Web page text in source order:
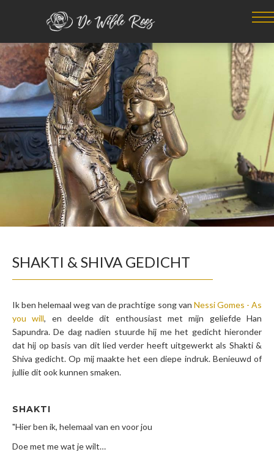
SHAKTI & SHIVA GEDICHT
Ik ben helemaal weg van de prachtige song van Nessi Gomes - As
you will, en deelde dit enthousiast met mijn geliefde Han
Sapundra. De dag nadien stuurde hij me het gedicht hieronder
dat hij op basis van dit lied verder heeft uitgewerkt als Shakti &
Shiva gedicht. Op mij maakte het een diepe indruk. Benieuwd of
jullie dit ook kunnen smaken.
SHAKTI
"Hier ben ik, helemaal van en voor jou
Doe met me wat je wilt…